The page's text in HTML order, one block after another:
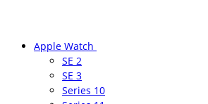
Apple Watch
SE 2
SE 3
Series 10